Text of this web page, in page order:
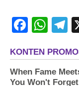
Facebook